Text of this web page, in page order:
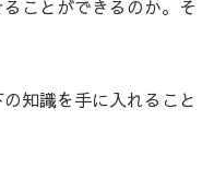
ことができるのか。そ
知識を手に入れること